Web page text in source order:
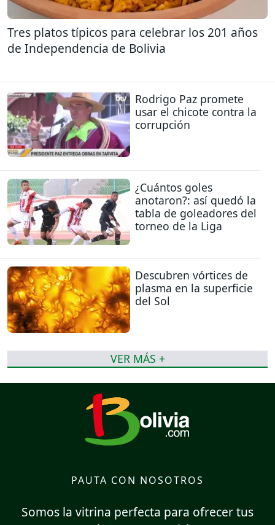
Tres platos típicos para celebrar los 201 años
de Independencia de Bolivia
Rodrigo Paz promete
usar el chicote contra la
corrupción
¿Cuántos goles
anotaron?: así quedó la
tabla de goleadores del
torneo de la Liga
Descubren vórtices de
plasma en la superficie
del Sol
VER MÁS +
PAUTA CON NOSOTROS
Somos la vitrina perfecta para ofrecer tus